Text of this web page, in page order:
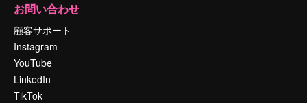
お問い合わせ
顧客サポート
Instagram
YouTube
LinkedIn
TikTok